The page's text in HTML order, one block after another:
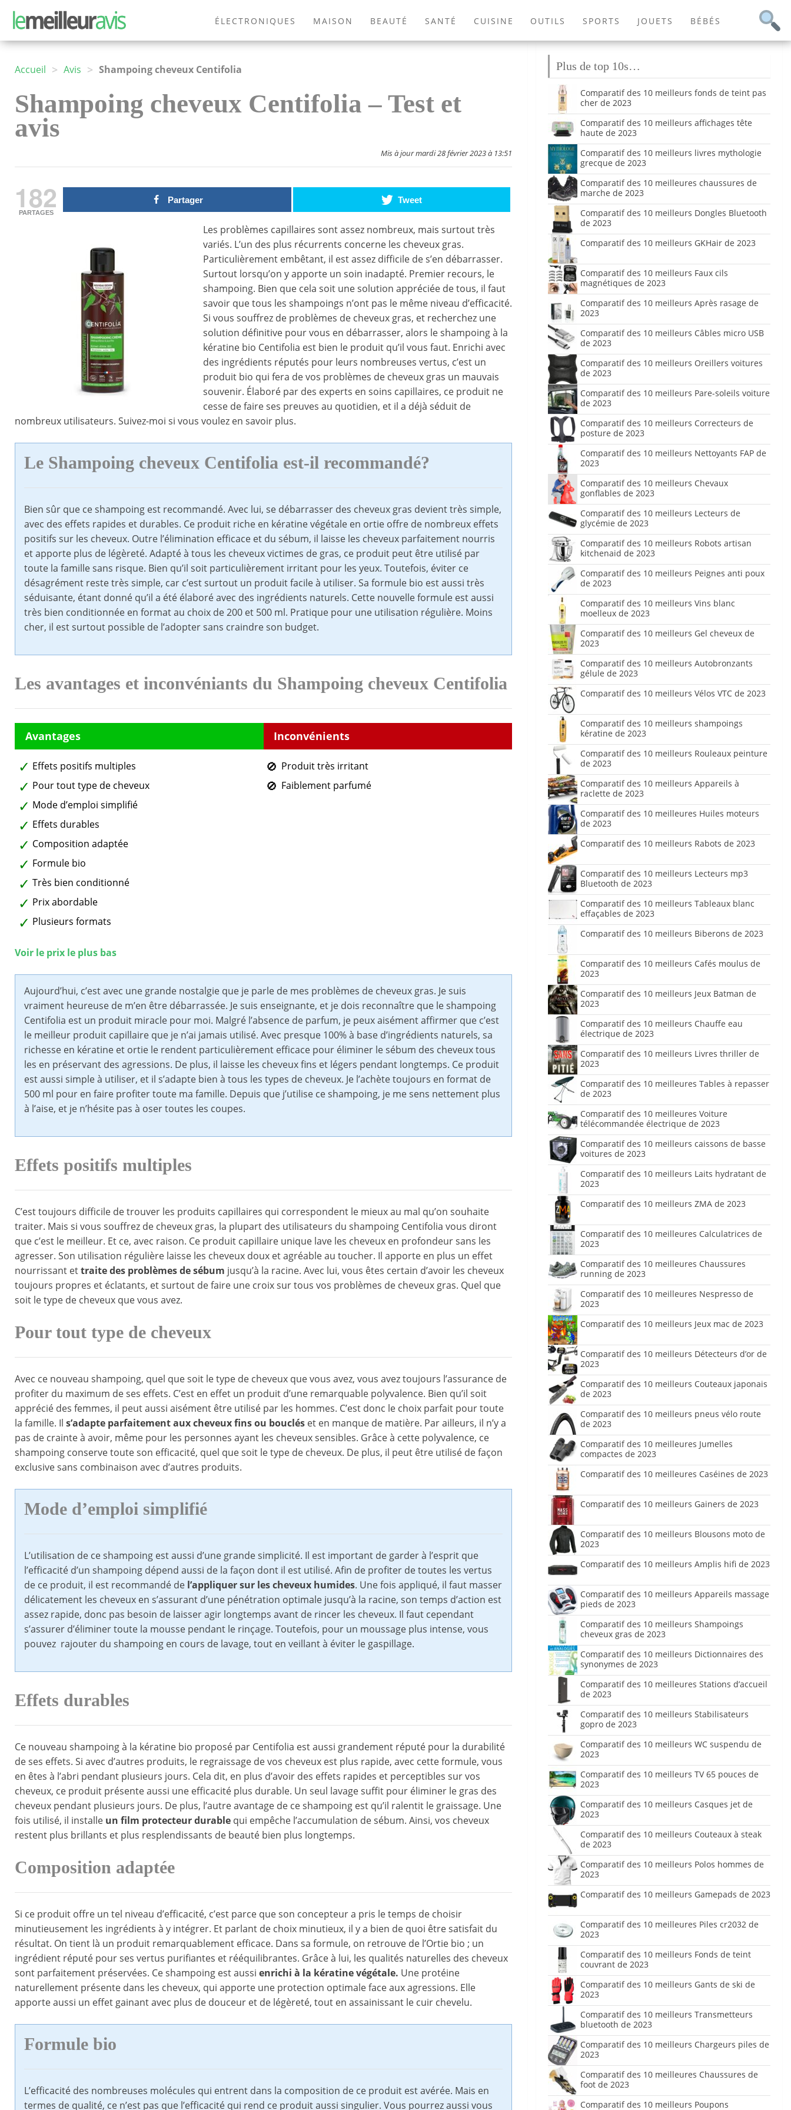
ÉLECTRONIQUES MAISON BEAUTÉ SANTÉ CUISINE OUTILS SPORTS JOUETS BÉBÉS
MODE EXTÉRIEUR ANIMAUX JEUX VIDÉOS LIVRES
Accueil > Avis > Shampoing cheveux Centifolia
Shampoing cheveux Centifolia – Test et
avis
Mis à jour mardi 28 février 2023 à 13:51
182
PARTAGES
Partager Tweet
Les problèmes capillaires sont assez nombreux, mais surtout très
variés. L’un des plus récurrents concerne les cheveux gras.
Particulièrement embêtant, il est assez difficile de s’en débarrasser.
Surtout lorsqu’on y apporte un soin inadapté. Premier recours, le
shampoing. Bien que cela soit une solution appréciée de tous, il faut
savoir que tous les shampoings n’ont pas le même niveau d’efficacité.
Si vous souffrez de problèmes de cheveux gras, et recherchez une
solution définitive pour vous en débarrasser, alors le shampoing à la
kératine bio Centifolia est bien le produit qu’il vous faut. Enrichi avec
des ingrédients réputés pour leurs nombreuses vertus, c’est un
produit bio qui fera de vos problèmes de cheveux gras un mauvais
souvenir. Élaboré par des experts en soins capillaires, ce produit ne
cesse de faire ses preuves au quotidien, et il a déjà séduit de
nombreux utilisateurs. Suivez-moi si vous voulez en savoir plus.
Le Shampoing cheveux Centifolia est-il recommandé?
Bien sûr que ce shampoing est recommandé. Avec lui, se débarrasser des cheveux gras devient très simple,
avec des effets rapides et durables. Ce produit riche en kératine végétale en ortie offre de nombreux effets
positifs sur les cheveux. Outre l’élimination efficace et du sébum, il laisse les cheveux parfaitement nourris
et apporte plus de légèreté. Adapté à tous les cheveux victimes de gras, ce produit peut être utilisé par
toute la famille sans risque. Bien qu’il soit particulièrement irritant pour les yeux. Toutefois, éviter ce
désagrément reste très simple, car c’est surtout un produit facile à utiliser. Sa formule bio est aussi très
séduisante, étant donné qu’il a été élaboré avec des ingrédients naturels. Cette nouvelle formule est aussi
très bien conditionnée en format au choix de 200 et 500 ml. Pratique pour une utilisation régulière. Moins
cher, il est surtout possible de l’adopter sans craindre son budget.
Les avantages et inconvéniants du Shampoing cheveux Centifolia
Effets positifs multiples
Pour tout type de cheveux
Mode d’emploi simplifié
Effets durables
Composition adaptée
Formule bio
Très bien conditionné
Prix abordable
Plusieurs formats
Produit très irritant
Faiblement parfumé
Voir le prix le plus bas
Aujourd’hui, c’est avec une grande nostalgie que je parle de mes problèmes de cheveux gras. Je suis
vraiment heureuse de m’en être débarrassée. Je suis enseignante, et je dois reconnaître que le shampoing
Centifolia est un produit miracle pour moi. Malgré l’absence de parfum, je peux aisément affirmer que c’est
le meilleur produit capillaire que je n’ai jamais utilisé. Avec presque 100% à base d’ingrédients naturels, sa
richesse en kératine et ortie le rendent particulièrement efficace pour éliminer le sébum des cheveux tous
les en préservant des agressions. De plus, il laisse les cheveux fins et légers pendant longtemps. Ce produit
est aussi simple à utiliser, et il s’adapte bien à tous les types de cheveux. Je l’achète toujours en format de
500 ml pour en faire profiter toute ma famille. Depuis que j’utilise ce shampoing, je me sens nettement plus
à l’aise, et je n’hésite pas à oser toutes les coupes.
Effets positifs multiples
C’est toujours difficile de trouver les produits capillaires qui correspondent le mieux au mal qu’on souhaite
traiter. Mais si vous souffrez de cheveux gras, la plupart des utilisateurs du shampoing Centifolia vous diront
que c’est le meilleur. Et ce, avec raison. Ce produit capillaire unique lave les cheveux en profondeur sans les
agresser. Son utilisation régulière laisse les cheveux doux et agréable au toucher. Il apporte en plus un effet
nourrissant ettraite des problèmes de sébum jusqu’à la racine. Avec lui, vous êtes certain d’avoir les cheveux
toujours propres et éclatants, et surtout de faire une croix sur tous vos problèmes de cheveux gras. Quel que
soit le type de cheveux que vous avez.
Pour tout type de cheveux
Avec ce nouveau shampoing, quel que soit le type de cheveux que vous avez, vous avez toujours l’assurance de
profiter du maximum de ses effets. C’est en effet un produit d’une remarquable polyvalence. Bien qu’il soit
apprécié des femmes, il peut aussi aisément être utilisé par les hommes. C’est donc le choix parfait pour toute
la famille. Il s’adapte parfaitement aux cheveux fins ou bouclés et en manque de matière. Par ailleurs, il n’y a
pas de crainte à avoir, même pour les personnes ayant les cheveux sensibles. Grâce à cette polyvalence, ce
shampoing conserve toute son efficacité, quel que soit le type de cheveux. De plus, il peut être utilisé de façon
exclusive sans combinaison avec d’autres produits.
Mode d’emploi simplifié
L’utilisation de ce shampoing est aussi d’une grande simplicité. Il est important de garder à l’esprit que
l’efficacité d’un shampoing dépend aussi de la façon dont il est utilisé. Afin de profiter de toutes les vertus
de ce produit, il est recommandé de l’appliquer sur les cheveux humides. Une fois appliqué, il faut masser
délicatement les cheveux en s’assurant d’une pénétration optimale jusqu’à la racine, son temps d’action est
assez rapide, donc pas besoin de laisser agir longtemps avant de rincer les cheveux. Il faut cependant
s’assurer d’éliminer toute la mousse pendant le rinçage. Toutefois, pour un moussage plus intense, vous
pouvez rajouter du shampoing en cours de lavage, tout en veillant à éviter le gaspillage.
Effets durables
Ce nouveau shampoing à la kératine bio proposé par Centifolia est aussi grandement réputé pour la durabilité
de ses effets. Si avec d’autres produits, le regraissage de vos cheveux est plus rapide, avec cette formule, vous
en êtes à l’abri pendant plusieurs jours. Cela dit, en plus d’avoir des effets rapides et perceptibles sur vos
cheveux, ce produit présente aussi une efficacité plus durable. Un seul lavage suffit pour éliminer le gras des
cheveux pendant plusieurs jours. De plus, l’autre avantage de ce shampoing est qu’il ralentit le graissage. Une
fois utilisé, il installe un film protecteur durable qui empêche l’accumulation de sébum. Ainsi, vos cheveux
restent plus brillants et plus resplendissants de beauté bien plus longtemps.
Composition adaptée
Si ce produit offre un tel niveau d’efficacité, c’est parce que son concepteur a pris le temps de choisir
minutieusement les ingrédients à y intégrer. Et parlant de choix minutieux, il y a bien de quoi être satisfait du
résultat. On tient là un produit remarquablement efficace. Dans sa formule, on retrouve de l’Ortie bio ; un
ingrédient réputé pour ses vertus purifiantes et rééquilibrantes. Grâce à lui, les qualités naturelles des cheveux
sont parfaitement préservées. Ce shampoing est aussi enrichi à la kératine végétale. Une protéine
naturellement présente dans les cheveux, qui apporte une protection optimale face aux agressions. Elle
apporte aussi un effet gainant avec plus de douceur et de légèreté, tout en assainissant le cuir chevelu.
Formule bio
L’efficacité des nombreuses molécules qui entrent dans la composition de ce produit est avérée. Mais en
termes de qualité, ce n’est pas que l’efficacité qui rend ce produit aussi singulier. Vous pourrez aussi vous
Plus de top 10s…
Comparatif des 10 meilleurs fonds de teint pas
cher de 2023
Comparatif des 10 meilleurs affichages tête
haute de 2023
Comparatif des 10 meilleurs livres mythologie
grecque de 2023
Comparatif des 10 meilleures chaussures de
marche de 2023
Comparatif des 10 meilleurs Dongles Bluetooth
de 2023
Comparatif des 10 meilleurs GKHair de 2023
Comparatif des 10 meilleurs Faux cils
magnétiques de 2023
Comparatif des 10 meilleurs Après rasage de
2023
Comparatif des 10 meilleurs Câbles micro USB
de 2023
Comparatif des 10 meilleurs Oreillers voitures
de 2023
Comparatif des 10 meilleurs Pare-soleils voiture
de 2023
Comparatif des 10 meilleurs Correcteurs de
posture de 2023
Comparatif des 10 meilleurs Nettoyants FAP de
2023
Comparatif des 10 meilleurs Chevaux
gonflables de 2023
Comparatif des 10 meilleurs Lecteurs de
glycémie de 2023
Comparatif des 10 meilleurs Robots artisan
kitchenaid de 2023
Comparatif des 10 meilleurs Peignes anti poux
de 2023
Comparatif des 10 meilleurs Vins blanc
moelleux de 2023
Comparatif des 10 meilleurs Gel cheveux de
2023
Comparatif des 10 meilleurs Autobronzants
gélule de 2023
Comparatif des 10 meilleurs Vélos VTC de 2023
Comparatif des 10 meilleurs shampoings
kératine de 2023
Comparatif des 10 meilleurs Rouleaux peinture
de 2023
Comparatif des 10 meilleurs Appareils à
raclette de 2023
Comparatif des 10 meilleures Huiles moteurs
de 2023
Comparatif des 10 meilleurs Rabots de 2023
Comparatif des 10 meilleurs Lecteurs mp3
Bluetooth de 2023
Comparatif des 10 meilleurs Tableaux blanc
effaçables de 2023
Comparatif des 10 meilleurs Biberons de 2023
Comparatif des 10 meilleurs Cafés moulus de
2023
Comparatif des 10 meilleurs Jeux Batman de
2023
Comparatif des 10 meilleurs Chauffe eau
électrique de 2023
Comparatif des 10 meilleurs Livres thriller de
2023
Comparatif des 10 meilleures Tables à repasser
de 2023
Comparatif des 10 meilleures Voiture
télécommandée électrique de 2023
Comparatif des 10 meilleurs caissons de basse
voitures de 2023
Comparatif des 10 meilleurs Laits hydratant de
2023
Comparatif des 10 meilleurs ZMA de 2023
Comparatif des 10 meilleures Calculatrices de
2023
Comparatif des 10 meilleures Chaussures
running de 2023
Comparatif des 10 meilleures Nespresso de
2023
Comparatif des 10 meilleurs Jeux mac de 2023
Comparatif des 10 meilleurs Détecteurs d’or de
2023
Comparatif des 10 meilleurs Couteaux japonais
de 2023
Comparatif des 10 meilleurs pneus vélo route
de 2023
Comparatif des 10 meilleures Jumelles
compactes de 2023
Comparatif des 10 meilleures Caséines de 2023
Comparatif des 10 meilleurs Gainers de 2023
Comparatif des 10 meilleurs Blousons moto de
2023
Comparatif des 10 meilleurs Amplis hifi de 2023
Comparatif des 10 meilleurs Appareils massage
pieds de 2023
Comparatif des 10 meilleurs Shampoings
cheveux gras de 2023
Comparatif des 10 meilleurs Dictionnaires des
synonymes de 2023
Comparatif des 10 meilleures Stations d’accueil
de 2023
Comparatif des 10 meilleurs Stabilisateurs
gopro de 2023
Comparatif des 10 meilleurs WC suspendu de
2023
Comparatif des 10 meilleurs TV 65 pouces de
2023
Comparatif des 10 meilleurs Casques jet de
2023
Comparatif des 10 meilleurs Couteaux à steak
de 2023
Comparatif des 10 meilleurs Polos hommes de
2023
Comparatif des 10 meilleurs Gamepads de 2023
Comparatif des 10 meilleures Piles cr2032 de
2023
Comparatif des 10 meilleurs Fonds de teint
couvrant de 2023
Comparatif des 10 meilleurs Gants de ski de
2023
Comparatif des 10 meilleurs Transmetteurs
bluetooth de 2023
Comparatif des 10 meilleurs Chargeurs piles de
2023
Comparatif des 10 meilleures Chaussures de
foot de 2023
Comparatif des 10 meilleurs Poupons